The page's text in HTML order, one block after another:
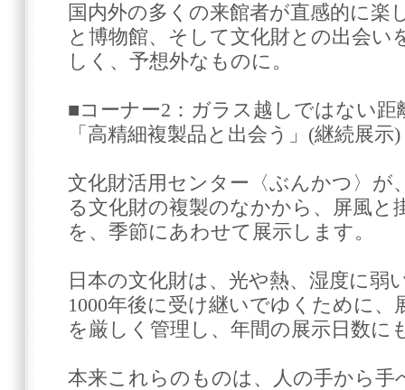
国内外の多くの来館者が直感的に楽
と博物館、そして文化財との出会い
しく、予想外なものに。
■コーナー2：ガラス越しではない
「高精細複製品と出会う」(継続展示)
文化財活用センター〈ぶんかつ〉が
る文化財の複製のなかから、屏風と
を、季節にあわせて展示します。
日本の文化財は、光や熱、湿度に弱
1000年後に受け継いでゆくために、
を厳しく管理し、年間の展示日数に
本来これらのものは、人の手から手